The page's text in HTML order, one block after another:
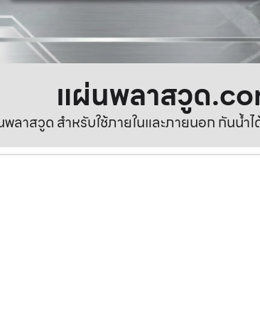
แผ่นพลาสวูด
ลาสวูด สำหรับใช้ภายในและภายนอก กันน้ำ